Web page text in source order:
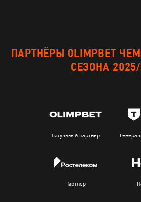
ПАРТНЁРЫ OLIMPBET
СЕЗОНА 2025/
Титульный партнёр
Партнёр